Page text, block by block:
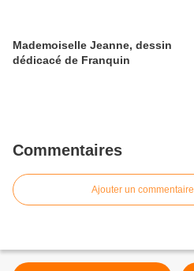
Mademoiselle Jeanne, dessin
dédicacé de Franquin
Commentaires
Ajouter un commentaire